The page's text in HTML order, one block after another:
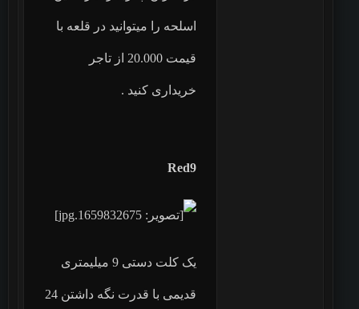
اسلحه را میتوانید در قلعه با
قیمت 20.000 از تاجر
خریداری کنید .
Red9
یک کلت دستی 9 میلیمتری
قدیمی با قدرت نگه داشتن 24